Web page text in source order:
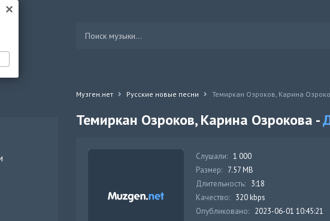
Музген.нет Русские новые песни Темиркан Озроков, Карина
Темиркан Озроков, Карина Озрокова -
Слушали: 1 000
Размер: 7.57 MB
Длительность: 3:18
Качество: 320 kbps
Опубликовано: 2023-06-01 10:45:21